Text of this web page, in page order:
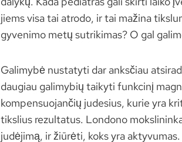
jiems visa tai atrodo, ir tai mažina
gyvenimo metų sutrikimas? O gal
Galimybė nustatyti dar anksčiau
daugiau galimybių taikyti funkcinį
kompensuojančių judesius, kurie yra
tikslius rezultatus. Londono
judėjimą, ir žiūrėti, koks yra